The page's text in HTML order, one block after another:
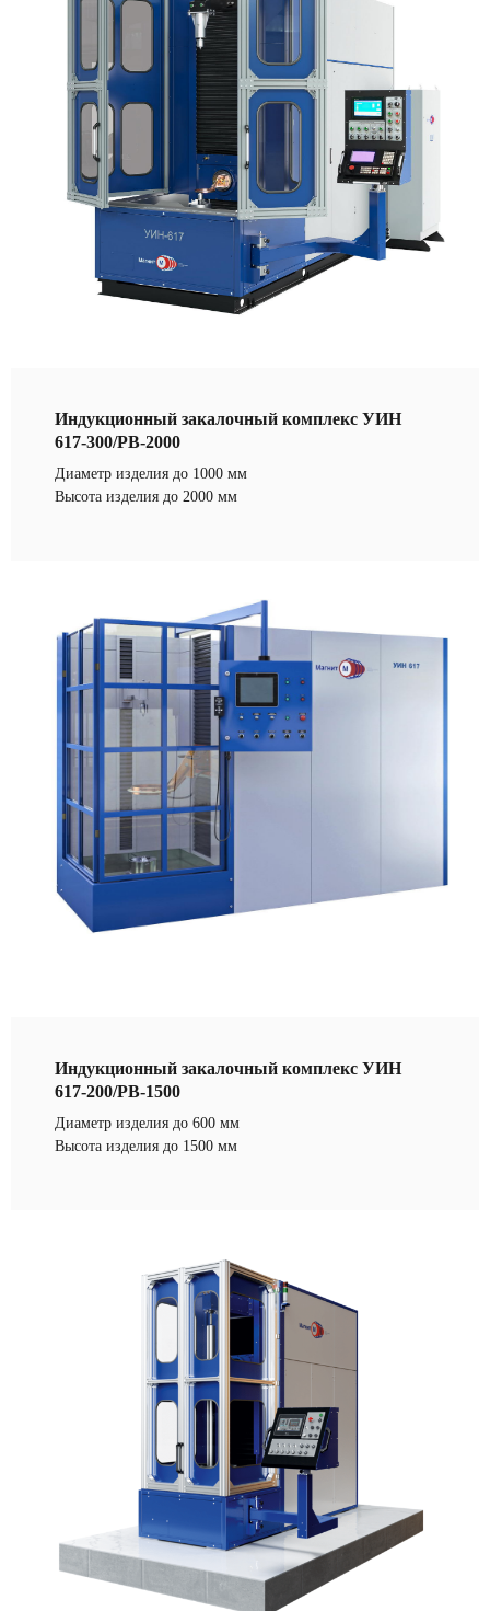
Индукционный закалочный комплекс УИН
617-300/РВ-2000
Диаметр изделия до 1000 мм
Высота изделия до 2000 мм
Индукционный закалочный комплекс УИН
617-200/РВ-1500
Диаметр изделия до 600 мм
Высота изделия до 1500 мм